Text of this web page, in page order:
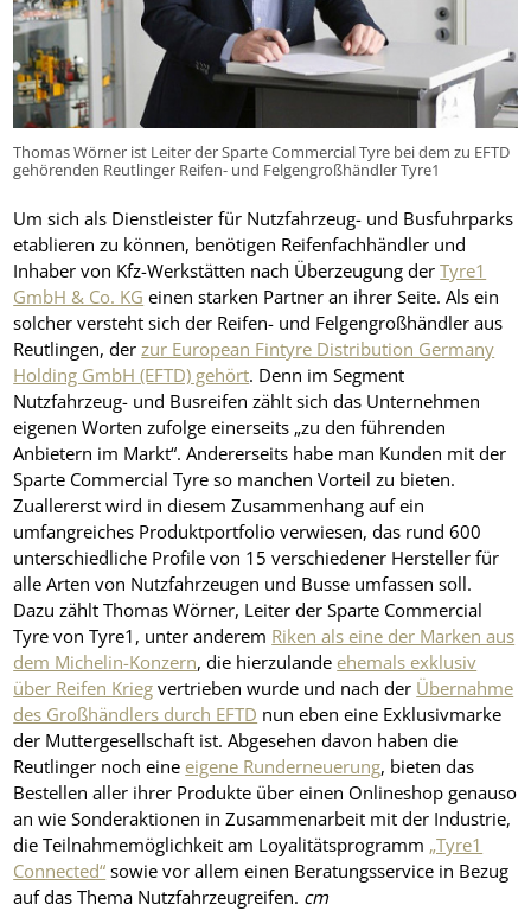
Thomas Wörner ist Leiter der Sparte Commercial Tyre bei dem zu EFTD
gehörenden Reutlinger Reifen- und Felgengroßhändler Tyre1
Um sich als Dienstleister für Nutzfahrzeug- und Busfuhrparks
etablieren zu können, benötigen Reifenfachhändler und
Inhaber von Kfz-Werkstätten nach Überzeugung derTyre1
GmbH & Co. KG einen starken Partner an ihrer Seite. Als ein
solcher versteht sich der Reifen- und Felgengroßhändler aus
Reutlingen, derzur European Fintyre Distribution Germany
Holding GmbH (EFTD) gehört. Denn im Segment
Nutzfahrzeug- und Busreifen zählt sich das Unternehmen
eigenen Worten zufolge einerseits „zu den führenden
Anbietern im Markt“. Andererseits habe man Kunden mit der
Sparte Commercial Tyre so manchen Vorteil zu bieten.
Zuallererst wird in diesem Zusammenhang auf ein
umfangreiches Produktportfolio verwiesen, das rund 600
unterschiedliche Profile von 15 verschiedener Hersteller für
alle Arten von Nutzfahrzeugen und Busse umfassen soll.
Dazu zählt Thomas Wörner, Leiter der Sparte Commercial
Tyre von Tyre1, unter anderem Riken als eine der Marken aus
dem Michelin-Konzern, die hierzulande ehemals exklusiv
über Reifen Krieg vertrieben wurde und nach der Übernahme
des Großhändlers durch EFTD nun eben eine Exklusivmarke
der Muttergesellschaft ist. Abgesehen davon haben die
Reutlinger noch eine eigene Runderneuerung, bieten das
Bestellen aller ihrer Produkte über einen Onlineshop genauso
an wie Sonderaktionen in Zusammenarbeit mit der Industrie,
die Teilnahmemöglichkeit am Loyalitätsprogramm „Tyre1
Connected“ sowie vor allem einen Beratungsservice in Bezug
auf das Thema Nutzfahrzeugreifen. cm